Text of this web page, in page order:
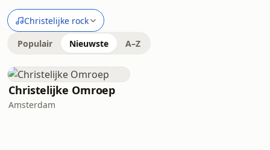
Christelijke rock
Populair Nieuwste A–Z
Christelijke Omroep
Amsterdam